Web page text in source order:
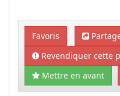
Favoris
Revendiquer cette
Mettre en avant